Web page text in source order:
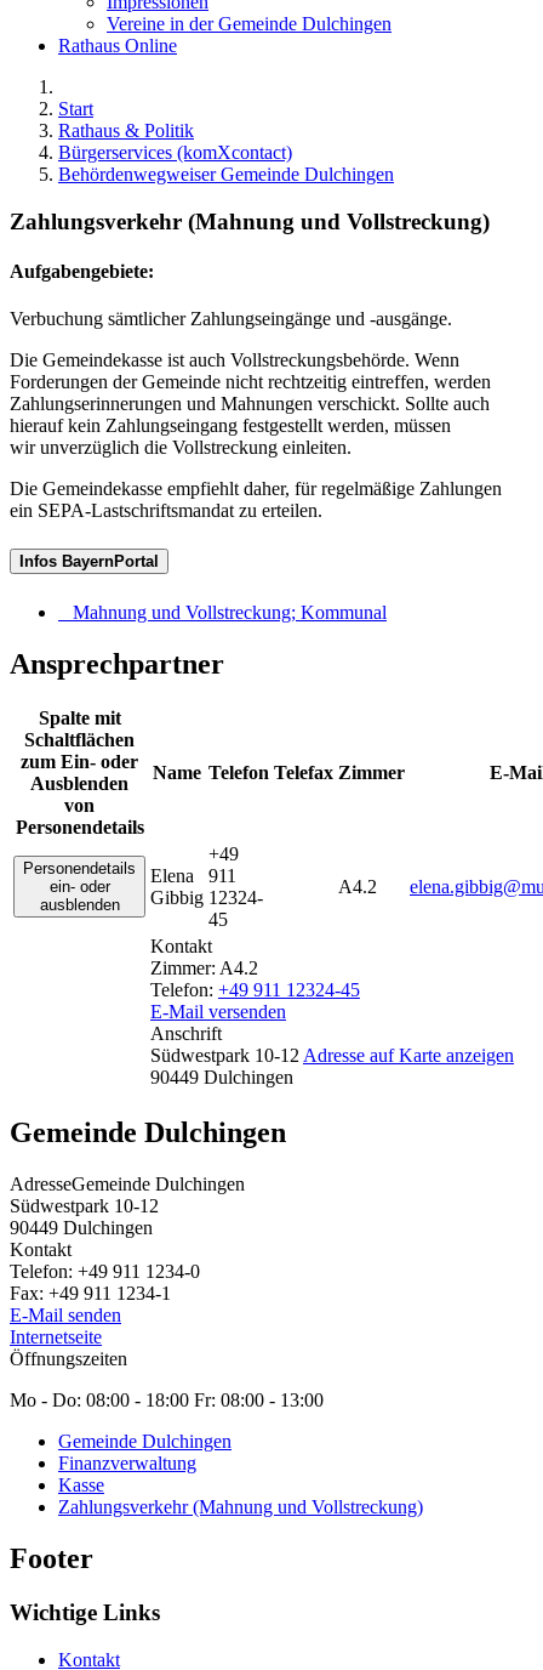
Vereine in der Gemeinde Dulchingen
Rathaus Online
Start
Rathaus & Politik
Bürgerservices (komXcontact)
Behördenwegweiser Gemeinde Dulchingen
Zahlungsverkehr (Mahnung und Vollstreckung)
Aufgabengebiete:
Verbuchung sämtlicher Zahlungseingänge und -ausgänge.
Die Gemeindekasse ist auch Vollstreckungsbehörde. Wenn
Forderungen der Gemeinde nicht rechtzeitig eintreffen, werden
Zahlungserinnerungen und Mahnungen verschickt. Sollte auch
hierauf kein Zahlungseingang festgestellt werden, müssen
wir unverzüglich die Vollstreckung einleiten.
Die Gemeindekasse empfiehlt daher, für regelmäßige Zahlungen
ein SEPA-Lastschriftsmandat zu erteilen.
Infos BayernPortal
Mahnung und Vollstreckung; Kommunal
Ansprechpartner
Spalte mit
Schaltflächen
zum Ein- oder
Ausblenden
von
Personendetails
Name Telefon Telefax Zimmer E-
Personendetails
ein- oder
ausblenden
Elena
Gibbig
+49
911
12324-
45
A4.2
Kontakt
Zimmer: A4.2
Telefon: +49 911 12324-45
E-Mail versenden
Anschrift
Südwestpark 10-12Adresse auf Karte anzeigen
90449 Dulchingen
Gemeinde Dulchingen
AdresseGemeinde Dulchingen
Südwestpark 10-12
90449 Dulchingen
Kontakt
Telefon: +49 911 1234-0
Fax: +49 911 1234-1
E-Mail senden
Internetseite
Öffnungszeiten
Mo - Do: 08:00 - 18:00 Fr: 08:00 - 13:00
Gemeinde Dulchingen
Finanzverwaltung
Kasse
Zahlungsverkehr (Mahnung und Vollstreckung)
Footer
Wichtige Links
Kontakt